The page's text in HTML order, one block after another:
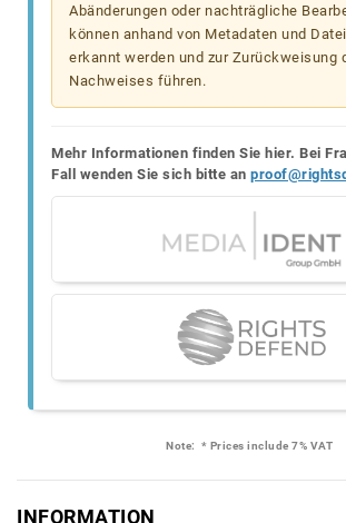
Abänderungen oder nachträgliche
können anhand von Metadaten und
erkannt werden und zur Zurückweisung
Nachweises führen.
Mehr Informationen finden Sie hier. Bei
Fall wenden Sie sich bitte an
Note: * Prices include 7% VAT
INFORMATION